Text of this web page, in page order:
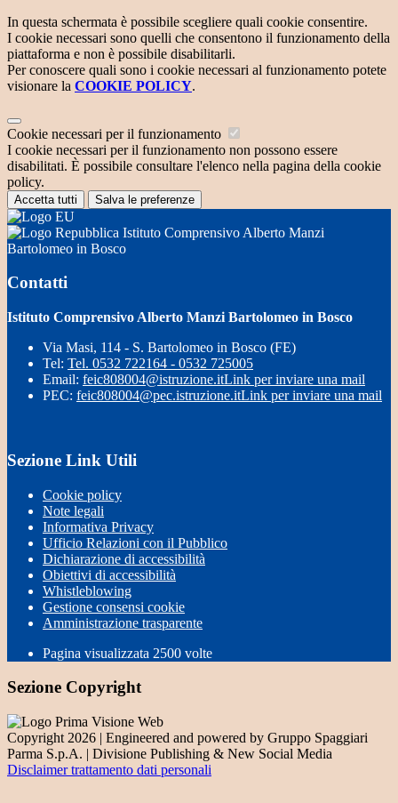
In questa schermata è possibile scegliere quali cookie consentire.
I cookie necessari sono quelli che consentono il funzionamento della
piattaforma e non è possibile disabilitarli.
Per conoscere quali sono i cookie necessari al funzionamento potete
visionare la COOKIE POLICY.
Cookie necessari per il funzionamento
I cookie necessari per il funzionamento non possono essere
disabilitati. È possibile consultare l'elenco nella pagina della cookie
policy.
Accetta tutti Salva le preferenze
Istituto Comprensivo Alberto Manzi
Bartolomeo in Bosco
Contatti
Istituto Comprensivo Alberto Manzi Bartolomeo in Bosco
Via Masi, 114 - S. Bartolomeo in Bosco (FE)
Tel: Tel. 0532 722164 - 0532 725005
Email: feic808004@istruzione.itLink per inviare una mail
PEC: feic808004@pec.istruzione.itLink per inviare una mail
Sezione Link Utili
Cookie policy
Note legali
Informativa Privacy
Ufficio Relazioni con il Pubblico
Dichiarazione di accessibilità
Obiettivi di accessibilità
Whistleblowing
Gestione consensi cookie
Amministrazione trasparente
Pagina visualizzata 2500 volte
Sezione Copyright
Copyright 2026 | Engineered and powered by Gruppo Spaggiari
Parma S.p.A. | Divisione Publishing & New Social Media
Disclaimer trattamento dati personali